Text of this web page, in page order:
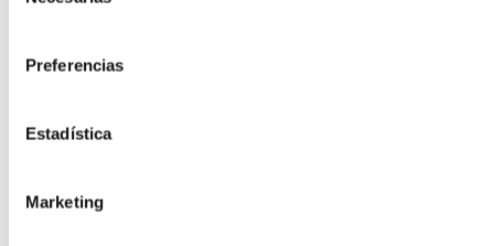
Preferencias
Estadística
Marketing